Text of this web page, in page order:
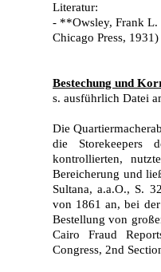
Literatur:
- **Owsley, Frank L.
Chicago Press, 1931)
Bestechung und
s. ausführlich Datei
Die
die Storekeepers
kontrollierten,
Bereicherung und
Sultana, a.a.O., S.
von 1861 an, bei
Bestellung von
Cairo Fraud
Congress, 2nd